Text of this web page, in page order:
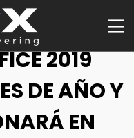
2019
DE AÑO Y
EN